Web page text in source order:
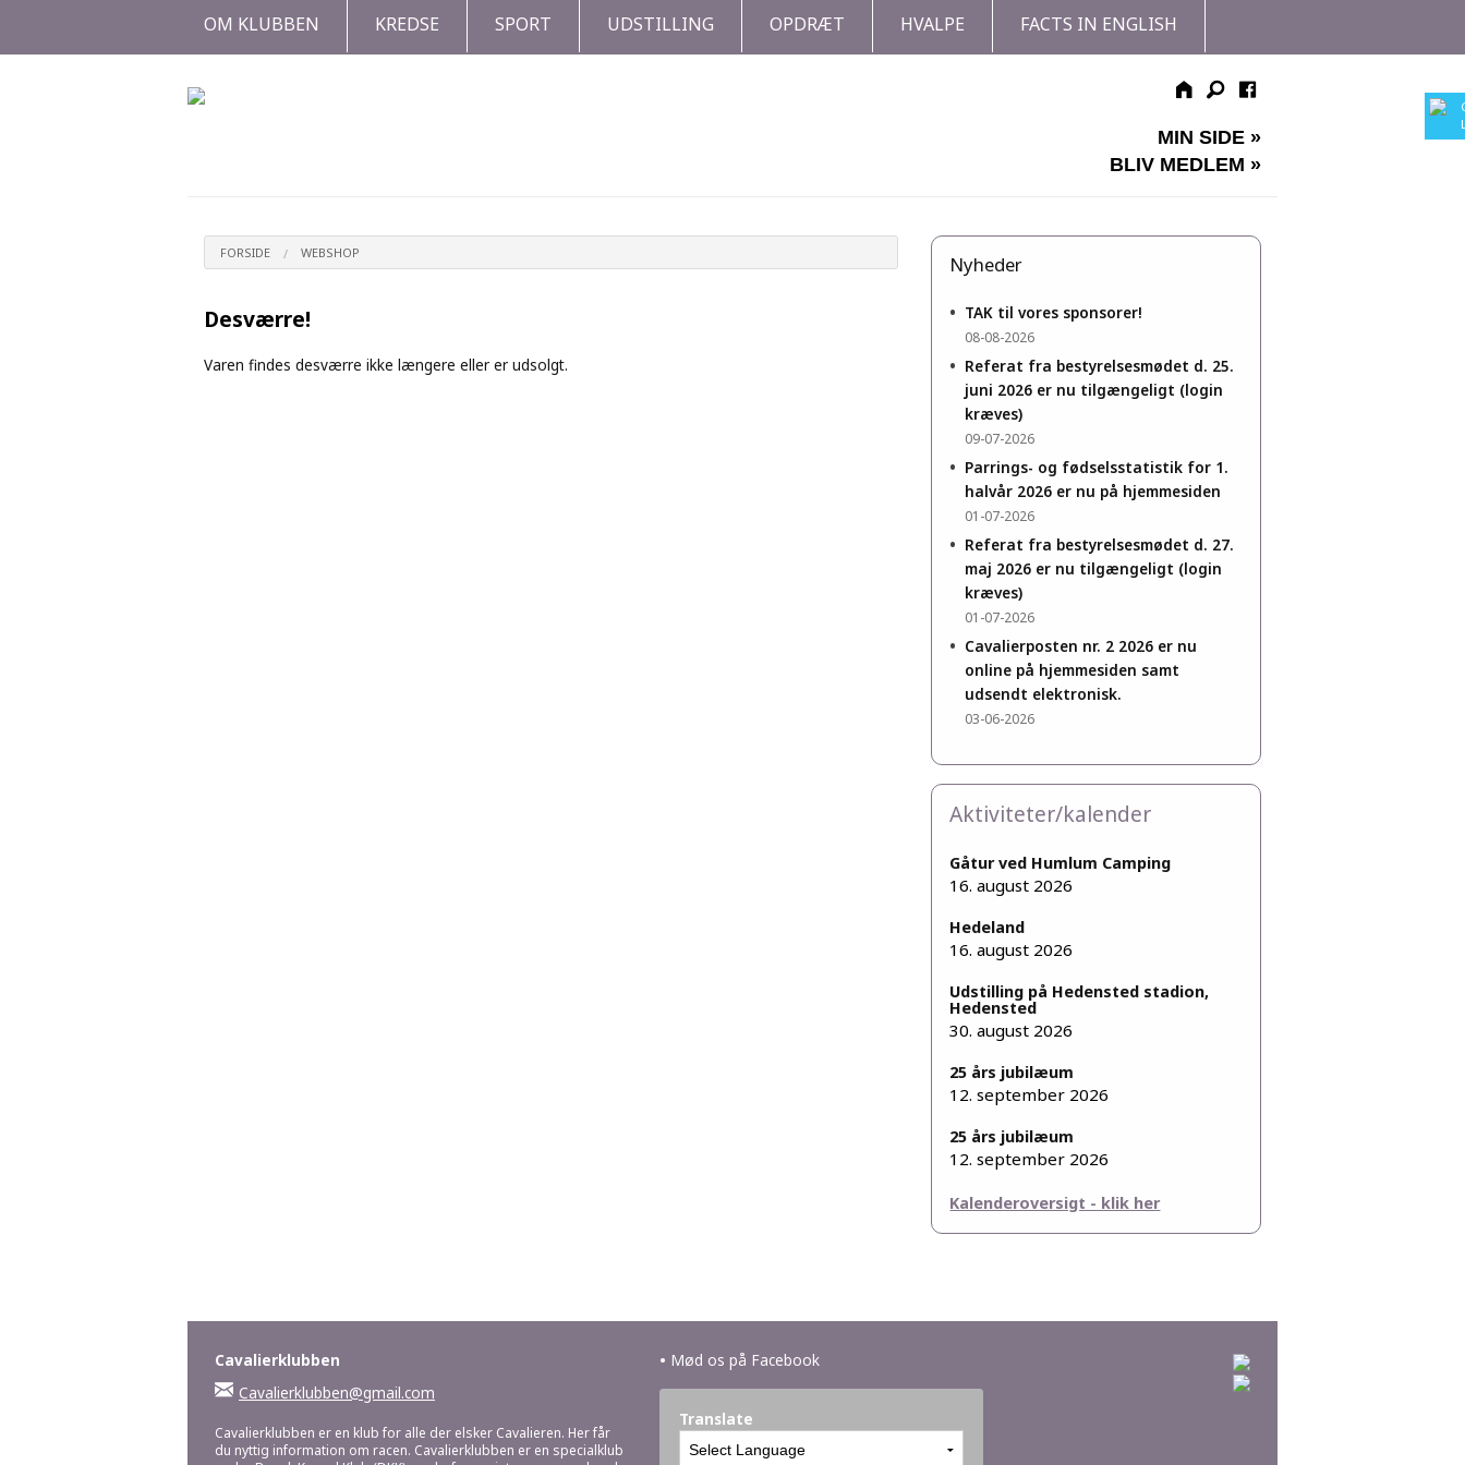
OM KLUBBEN KREDSE SPORT UDSTILLING OPDRÆT HVALPE FACTS IN ENGLISH
MIN SIDE »
BLIV MEDLEM »
FORSIDE WEBSHOP
Desværre!
Varen findes desværre ikke længere eller er udsolgt.
Nyheder
• TAK til vores sponsorer!
08-08-2026
• Referat fra bestyrelsesmødet d. 25.
juni 2026 er nu tilgængeligt (login
kræves)
09-07-2026
• Parrings- og fødselsstatistik for 1.
halvår 2026 er nu på hjemmesiden
01-07-2026
• Referat fra bestyrelsesmødet d. 27.
maj 2026 er nu tilgængeligt (login
kræves)
01-07-2026
• Cavalierposten nr. 2 2026 er nu
online på hjemmesiden samt
udsendt elektronisk.
03-06-2026
Aktiviteter/kalender
Gåtur ved Humlum Camping
16. august 2026
Hedeland
16. august 2026
Udstilling på Hedensted stadion,
Hedensted
30. august 2026
25 års jubilæum
12. september 2026
25 års jubilæum
12. september 2026
Kalenderoversigt - klik her
Cavalierklubben
Cavalierklubben@gmail.com
Cavalierklubben er en klub for alle der elsker Cavalieren. Her får
du nyttig information om racen. Cavalierklubben er en specialklub
• Mød os på Facebook
Translate